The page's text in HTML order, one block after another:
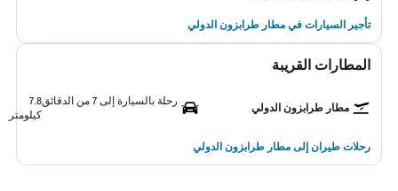
تأجير السيارات في مطار طرابزون الدولي
المطارات القريبة
مطار طرابزون الدولي
رحلة بالسيارة إلى 7 من الدقائق
7.8
كيلومتر
رحلات طيران إلى مطار طرابزون الدولي